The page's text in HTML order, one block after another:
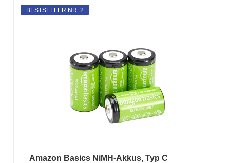
BESTSELLER NR. 2
Amazon Basics NiMH-Akkus, Typ C